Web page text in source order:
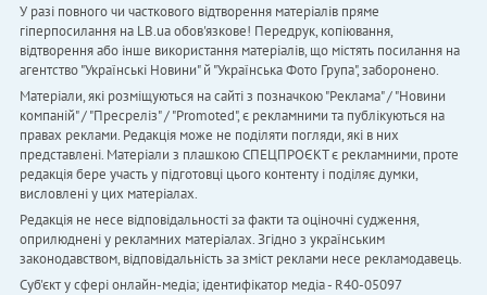
У разі повного чи часткового відтворення матеріалів пряме
гіперпосилання на LB.ua обов'язкове! Передрук, копіювання,
відтворення або інше використання матеріалів, що містять посилання на
агентство "Українськi Новини" й "Українська Фото Група", заборонено.
Матеріали, які розміщуються на сайті з позначкою "Реклама" / "Новини
компаній" / "Пресреліз" / "Promoted", є рекламними та публікуються на
правах реклами. Редакція може не поділяти погляди, які в них
представлені. Матеріали з плашкою СПЕЦПРОЄКТ є рекламними, проте
редакція бере участь у підготовці цього контенту і поділяє думки,
висловлені у цих матеріалах.
Редакція не несе відповідальності за факти та оціночні судження,
оприлюднені у рекламних матеріалах. Згідно з українським
законодавством, відповідальність за зміст реклами несе рекламодавець.
Cуб'єкт у сфері онлайн-медіа; ідентифікатор медіа - R40-05097